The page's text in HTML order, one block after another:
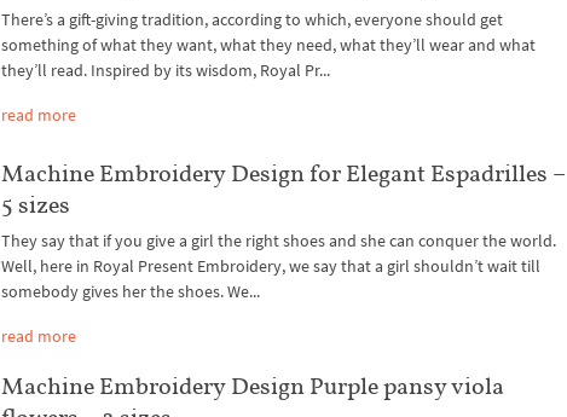
There’s a gift-giving tradition, according to which, everyone should get
something of what they want, what they need, what they’ll wear and what
they’ll read. Inspired by its wisdom, Royal Pr...
read more
Machine Embroidery Design for Elegant Espadrilles –
5 sizes
They say that if you give a girl the right shoes and she can conquer the world.
Well, here in Royal Present Embroidery, we say that a girl shouldn’t wait till
somebody gives her the shoes. We...
read more
Machine Embroidery Design Purple pansy viola